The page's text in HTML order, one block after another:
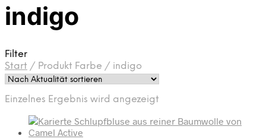
indigo
Filter
Start / Produkt Farbe / indigo
Einzelnes Ergebnis wird angezeigt